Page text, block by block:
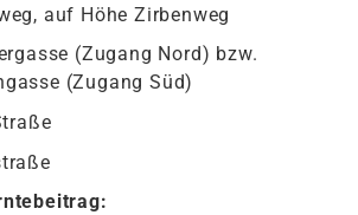
auf Höhe Zirbenweg
(Zugang Nord) bzw.
(Zugang Süd)